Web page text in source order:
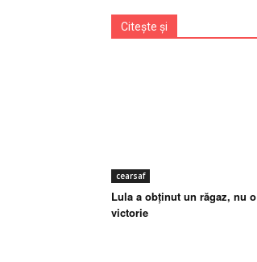
Citește și
cearsaf
Lula a obținut un răgaz, nu o
victorie